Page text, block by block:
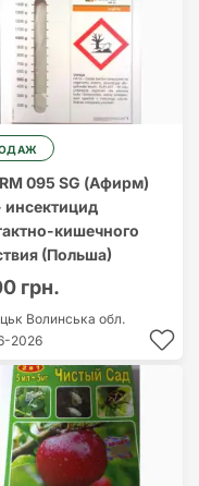
095 SG (Афирм)
инсектицид
кишечного
(Польша)
грн.
Волинська обл.
2026